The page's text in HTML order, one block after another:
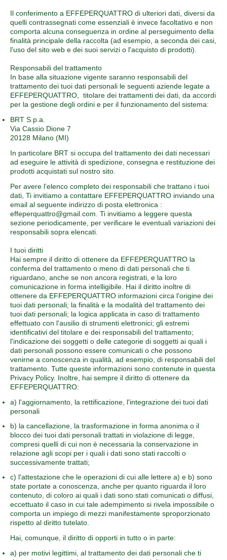
Il conferimento a EFFEPERQUATTRO di ulteriori dati, diversi da
quelli contrassegnati come essenziali è invece facoltativo e non
comporta alcuna conseguenza in ordine al perseguimento della
finalità principale della raccolta (ad esempio, a seconda dei casi,
l'uso del sito web e dei suoi servizi o l'acquisto di prodotti).
Responsabili del trattamento
In base alla situazione vigente saranno responsabili del
trattamento dei tuoi dati personali le seguenti aziende legate a
EFFEPERQUATTRO, titolare dei trattamenti dei dati, da accordi
per la gestione degli ordini e per il funzionamento del sistema:
BRT S.p.a.
Via Cassio Dione 7
20128 Milano (MI)
In particolare BRT si occupa del trattamento dei dati necessari
ad eseguire le attività di spedizione, consegna e restituzione dei
prodotti acquistati sul nostro sito.
Per avere l’elenco completo dei responsabili che trattano i tuoi
dati, Ti invitiamo a contattare EFFEPERQUATTRO inviando una
email al seguente indirizzo di posta elettronica :
effeperquattro@gmail.com. Ti invitiamo a leggere questa
sezione periodicamente, per verificare le eventuali variazioni dei
responsabili sopra elencati.
I tuoi diritti
Hai sempre il diritto di ottenere da EFFEPERQUATTRO la
conferma del trattamento o meno di dati personali che ti
riguardano, anche se non ancora registrati, e la loro
comunicazione in forma intelligibile. Hai il diritto inoltre di
ottenere da EFFEPERQUATTRO informazioni circa l'origine dei
tuoi dati personali; la finalità e la modalità del trattamento dei
tuoi dati personali; la logica applicata in caso di trattamento
effettuato con l'ausilio di strumenti elettronici; gli estremi
identificativi del titolare e dei responsabili del trattamento;
l'indicazione dei soggetti o delle categorie di soggetti ai quali i
dati personali possono essere comunicati o che possono
venirne a conoscenza in qualità, ad esempio, di responsabili del
trattamento. Tutte queste informazioni sono contenute in questa
Privacy Policy. Inoltre, hai sempre il diritto di ottenere da
EFFEPERQUATTRO:
a) l'aggiornamento, la rettificazione, l'integrazione dei tuoi dati
personali
b) la cancellazione, la trasformazione in forma anonima o il
blocco dei tuoi dati personali trattati in violazione di legge,
compresi quelli di cui non è necessaria la conservazione in
relazione agli scopi per i quali i dati sono stati raccolti o
successivamente trattati;
c) l'attestazione che le operazioni di cui alle lettere a) e b) sono
state portate a conoscenza, anche per quanto riguarda il loro
contenuto, di coloro ai quali i dati sono stati comunicati o diffusi,
eccettuato il caso in cui tale adempimento si rivela impossibile o
comporta un impiego di mezzi manifestamente sproporzionato
rispetto al diritto tutelato.
Hai, comunque, il diritto di opporti in tutto o in parte:
a) per motivi legittimi, al trattamento dei dati personali che ti